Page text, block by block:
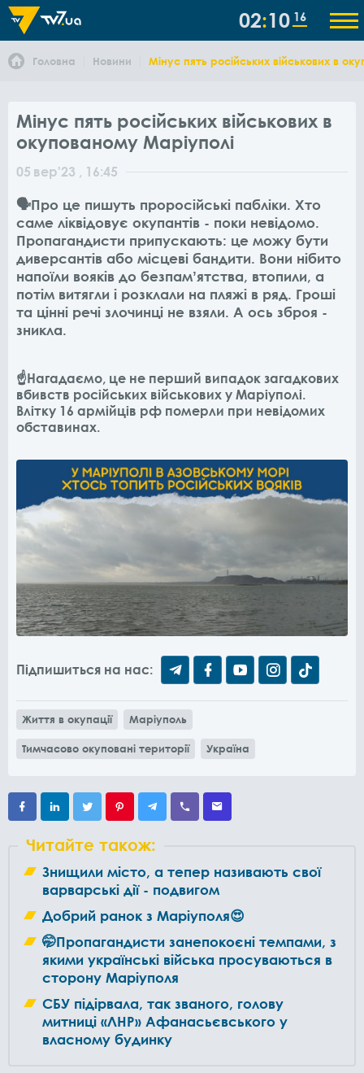
02 10 16
Головна Новини Мінус пять російських військових в
Мінус пять російських військових в
окупованому Маріуполі
05 вер'23 , 16:45
🗣Про це пишуть проросійські пабліки. Хто
саме ліквідовує окупантів - поки невідомо.
Пропагандисти припускають: це можу бути
диверсантів або місцеві бандити. Вони нібито
напоїли вояків до безпамʼятства, втопили, а
потім витягли і розклали на пляжі в ряд. Гроші
та цінні речі злочинці не взяли. А ось зброя -
зникла.
☝️Нагадаємо, це не перший випадок загадкових
вбивств російських військових у Маріуполі.
Влітку 16 армійців рф померли при невідомих
обставинах.
Підпишиться на нас:
Життя в окупації Маріуполь
Тимчасово окуповані території Україна
Читайте також:
Знищили місто, а тепер називають свої
варварські дії - подвигом
Добрий ранок з Маріуполя😍
🤭Пропагандисти занепокоєні темпами, з
якими українські війська просуваються в
сторону Маріуполя
СБУ підірвала, так званого, голову
митниці «ЛНР» Афанасьєвського у
власному будинку